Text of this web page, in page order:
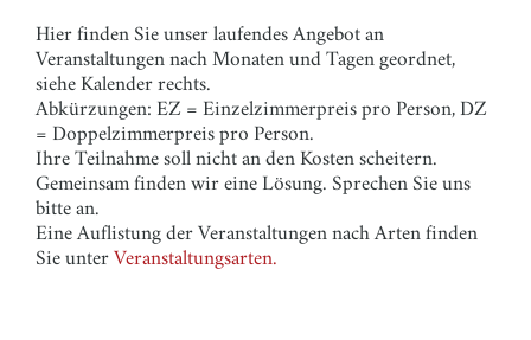
Hier finden Sie unser laufendes Angebot an
Veranstaltungen nach Monaten und Tagen geordnet,
siehe Kalender rechts.
Abkürzungen: EZ = Einzelzimmerpreis pro Person, DZ
= Doppelzimmerpreis pro Person.
Ihre Teilnahme soll nicht an den Kosten scheitern.
Gemeinsam finden wir eine Lösung. Sprechen Sie uns
bitte an.
Eine Auflistung der Veranstaltungen nach Arten finden
Sie unter Veranstaltungsarten.